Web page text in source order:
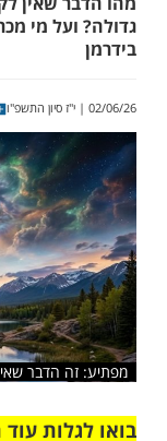
זה
מי מכריז ה'
שלח לחבר